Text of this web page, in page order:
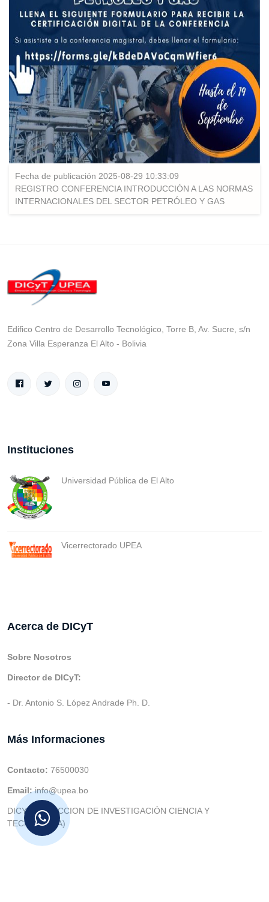
Fecha de publicación 2025-08-29 10:33:09
REGISTRO CONFERENCIA INTRODUCCIÓN A LAS NORMAS
INTERNACIONALES DEL SECTOR PETRÓLEO Y GAS
Edifico Centro de Desarrollo Tecnológico, Torre B, Av. Sucre, s/n
Zona Villa Esperanza El Alto - Bolivia
Instituciones
Universidad Pública de El Alto
Vicerrectorado UPEA
Acerca de DICyT
Sobre Nosotros
Director de DICyT:
- Dr. Antonio S. López Andrade Ph. D.
Más Informaciones
Contacto: 76500030
Email:info@upea.bo
DICYT (DIRECCION DE INVESTIGACIÓN CIENCIA Y
TECNOLOGIA)